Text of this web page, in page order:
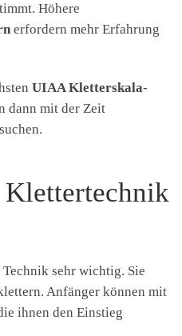
Höhere
erfordern mehr Erfahrung
UIAA Kletterskala-
dann mit der Zeit
Klettertechnik
sehr wichtig. Sie
Anfänger können mit
ihnen den Einstieg